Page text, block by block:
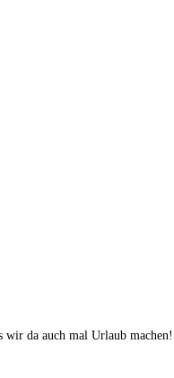
wir da auch mal Urlaub machen!